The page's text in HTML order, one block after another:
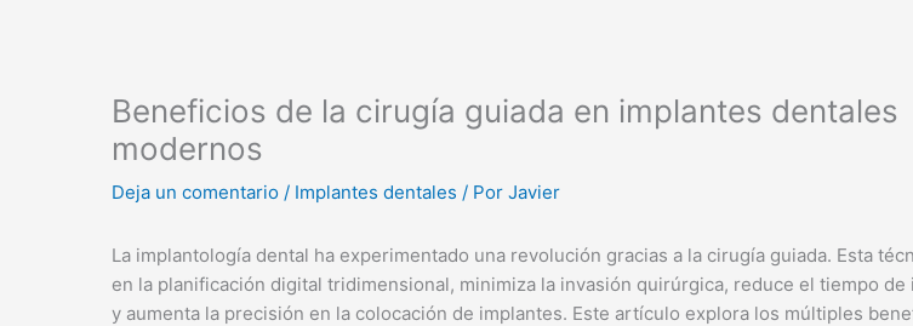
Beneficios de la cirugía guiada en implantes dentales
modernos
Deja un comentario / Implantes dentales / Por Javier
La implantología dental ha experimentado una revolución gracias a la cirugía guiada. Esta
en la planificación digital tridimensional, minimiza la invasión quirúrgica, reduce el tiempo
y aumenta la precisión en la colocación de implantes. Este artículo explora los múltiples